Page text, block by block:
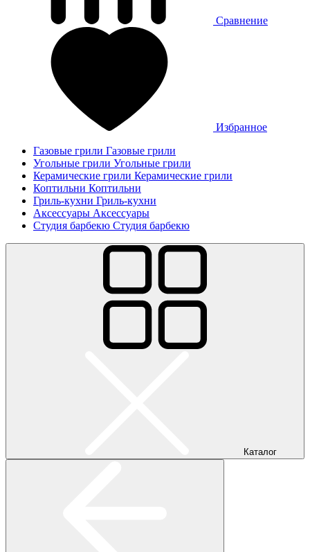
Сравнение
Избранное
Газовые грили Газовые грили
Угольные грили Угольные грили
Керамические грили Керамические грили
Коптильни Коптильни
Гриль-кухни Гриль-кухни
Аксессуары Аксессуары
Студия барбекю Студия барбекю
Каталог